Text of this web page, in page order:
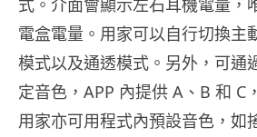
式。介面會顯示左石耳機電量，
電盒電量。用家可以自行切換主
模式以及通透模式。另外，可通
定音色，APP 內提供 A、B 和 C
用家亦可用程式內預設音色，如